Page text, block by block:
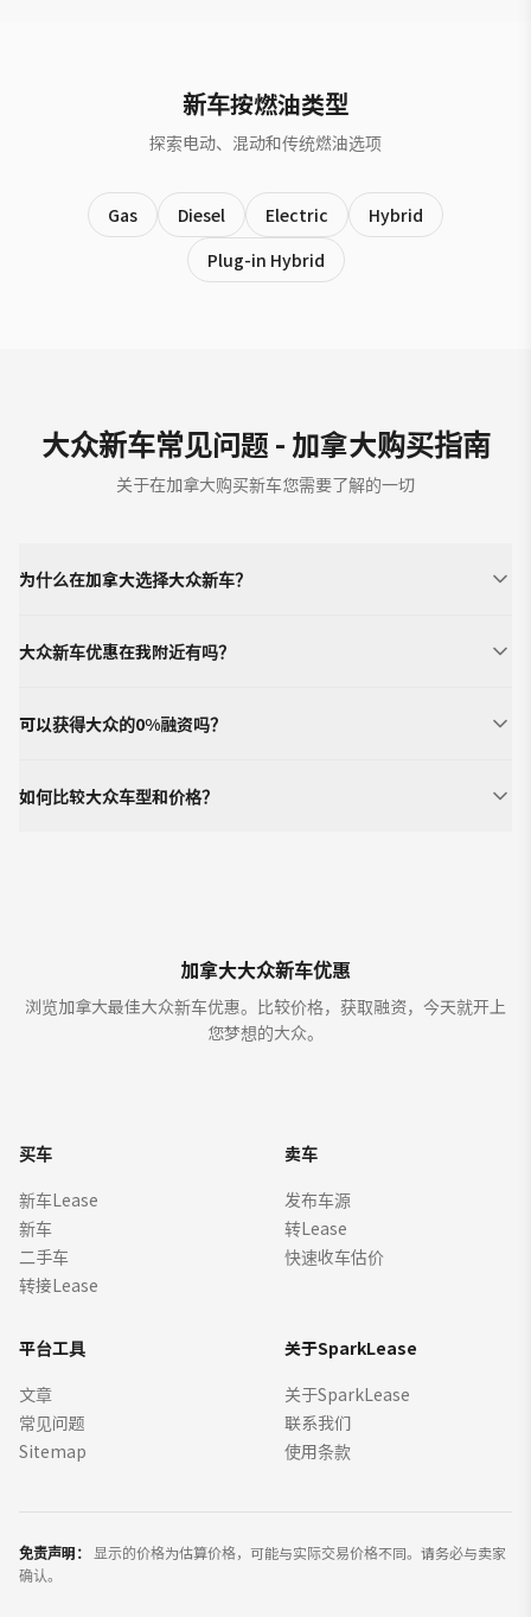
新车按燃油类型
探索电动、混动和传统燃油选项
Gas Diesel Electric
Hybrid
Plug-in Hybrid
大众新车常见问题 - 加拿大购买指南
关于在加拿大购买新车您需要了解的一切
为什么在加拿大选择大众新车？
大众新车优惠在我附近有吗？
可以获得大众的0%融资吗？
如何比较大众车型和价格？
加拿大大众新车优惠
浏览加拿大最佳大众新车优惠。比较价格，获取融资，今天就开上
您梦想的大众。
买车
新车Lease
新车
二手车
转接Lease
卖车
发布车源
转Lease
快速收车估价
平台工具
文章
常见问题
Sitemap
关于SparkLease
关于SparkLease
联系我们
使用条款
免责声明：
显示的价格为估算价格，可能与实际交易价格不同。请务必与卖家
确认。